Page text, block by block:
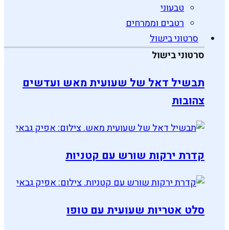
טבעוני
רטבים וממרחים
סרטוני בישול
סרטוני בישול
תבשיל דאל של שעועית מאש ועדשים
צהובות
קדרת ירקות שורש עם קטניות
סלט אטריות שעועית עם טופו